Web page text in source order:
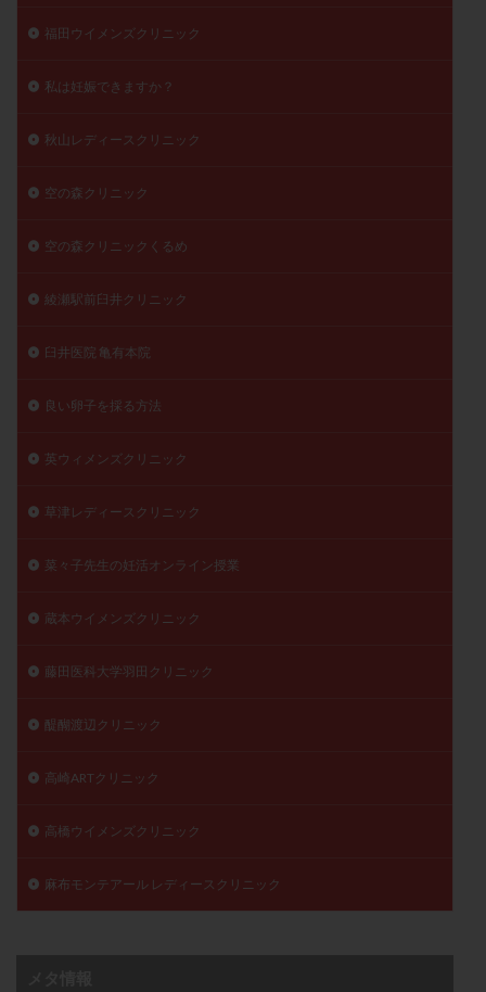
福田ウイメンズクリニック
私は妊娠できますか？
秋山レディースクリニック
空の森クリニック
空の森クリニックくるめ
綾瀬駅前臼井クリニック
臼井医院 亀有本院
良い卵子を採る方法
英ウィメンズクリニック
草津レディースクリニック
菜々子先生の妊活オンライン授業
蔵本ウイメンズクリニック
藤田医科大学羽田クリニック
醍醐渡辺クリニック
高崎ARTクリニック
高橋ウイメンズクリニック
麻布モンテアール レディースクリニック